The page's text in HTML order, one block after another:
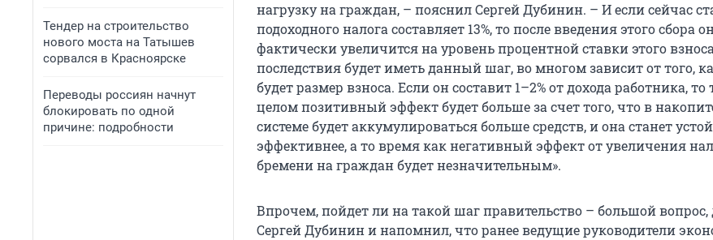
Тендер на строительство
нового моста на Татышев
сорвался в Красноярске
Переводы россиян начнут
блокировать по одной
причине: подробности
нагрузку на граждан, – пояснил Сергей Дубинин. – И если сейчас
подоходного налога составляет 13%, то после введения этого сбора
фактически увеличится на уровень процентной ставки этого
последствия будет иметь данный шаг, во многом зависит от того,
будет размер взноса. Если он составит 1–2% от дохода работника, то
целом позитивный эффект будет больше за счет того, что в
системе будет аккумулироваться больше средств, и она станет
эффективнее, а то время как негативный эффект от увеличения
бремени на граждан будет незначительным».
Впрочем, пойдет ли на такой шаг правительство – большой вопрос,
Сергей Дубинин и напомнил, что ранее ведущие руководители